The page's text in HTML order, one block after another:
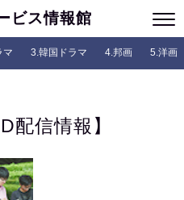
ビス情報館
マ 3.韓国ドラマ 4.邦画 5.洋画
配信情報】